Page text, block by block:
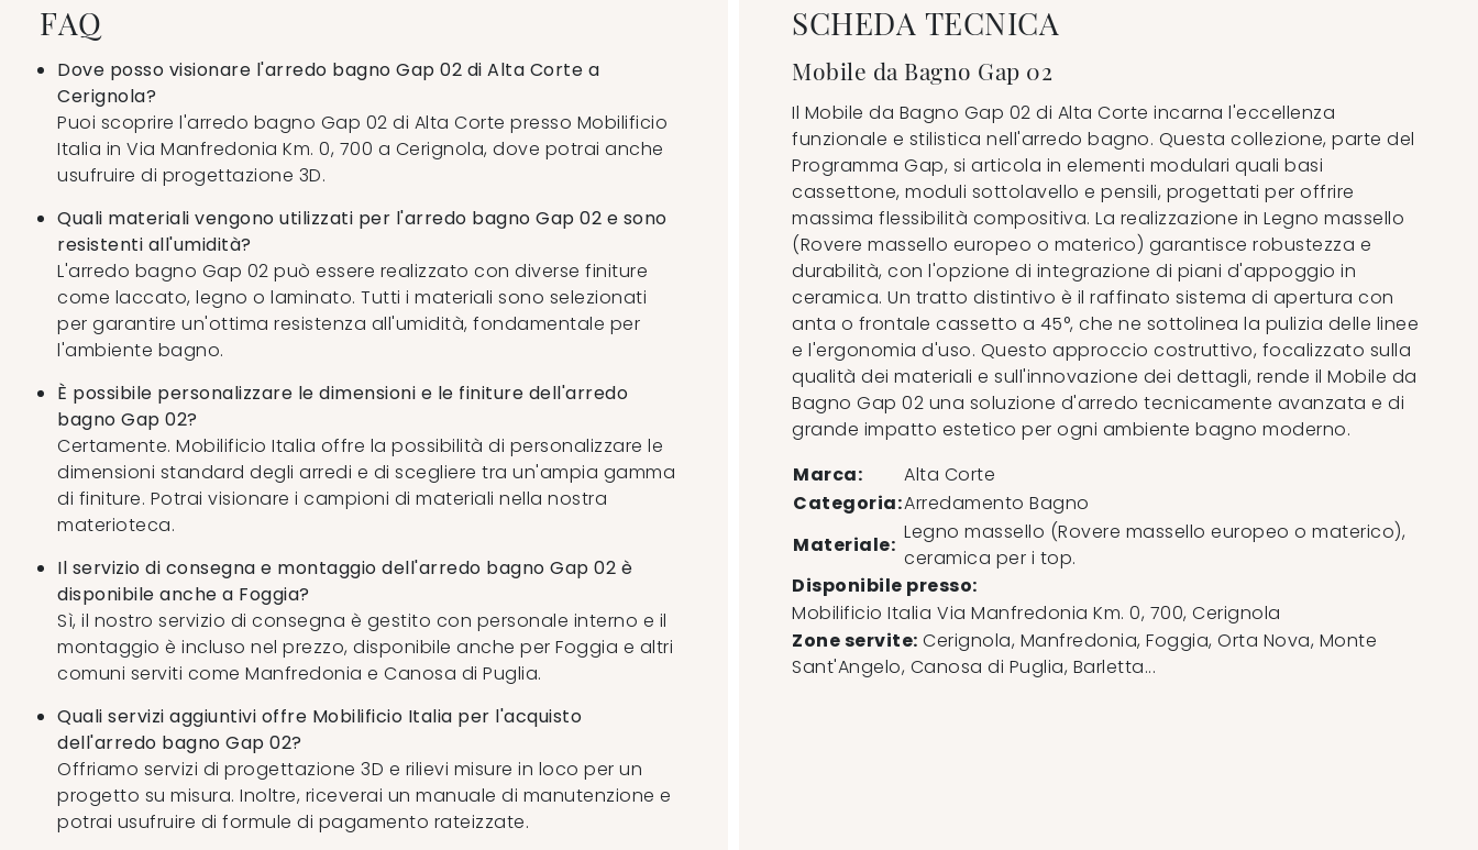
FAQ
Dove posso visionare l'arredo bagno Gap 02 di Alta Corte a
Cerignola?
Puoi scoprire l'arredo bagno Gap 02 di Alta Corte presso Mobilificio
Italia in Via Manfredonia Km. 0, 700 a Cerignola, dove potrai anche
usufruire di progettazione 3D.
Quali materiali vengono utilizzati per l'arredo bagno Gap 02 e sono
resistenti all'umidità?
L'arredo bagno Gap 02 può essere realizzato con diverse finiture
come laccato, legno o laminato. Tutti i materiali sono selezionati
per garantire un'ottima resistenza all'umidità, fondamentale per
l'ambiente bagno.
È possibile personalizzare le dimensioni e le finiture dell'arredo
bagno Gap 02?
Certamente. Mobilificio Italia offre la possibilità di personalizzare le
dimensioni standard degli arredi e di scegliere tra un'ampia gamma
di finiture. Potrai visionare i campioni di materiali nella nostra
materioteca.
Il servizio di consegna e montaggio dell'arredo bagno Gap 02 è
disponibile anche a Foggia?
Sì, il nostro servizio di consegna è gestito con personale interno e il
montaggio è incluso nel prezzo, disponibile anche per Foggia e altri
comuni serviti come Manfredonia e Canosa di Puglia.
Quali servizi aggiuntivi offre Mobilificio Italia per l'acquisto
dell'arredo bagno Gap 02?
Offriamo servizi di progettazione 3D e rilievi misure in loco per un
progetto su misura. Inoltre, riceverai un manuale di manutenzione e
potrai usufruire di formule di pagamento rateizzate.
SCHEDA TECNICA
Mobile da Bagno Gap 02
Il Mobile da Bagno Gap 02 di Alta Corte incarna l'eccellenza
funzionale e stilistica nell'arredo bagno. Questa collezione, parte del
Programma Gap, si articola in elementi modulari quali basi
cassettone, moduli sottolavello e pensili, progettati per offrire
massima flessibilità compositiva. La realizzazione in Legno massello
(Rovere massello europeo o materico) garantisce robustezza e
durabilità, con l'opzione di integrazione di piani d'appoggio in
ceramica. Un tratto distintivo è il raffinato sistema di apertura con
anta o frontale cassetto a 45°, che ne sottolinea la pulizia delle linee
e l'ergonomia d'uso. Questo approccio costruttivo, focalizzato sulla
qualità dei materiali e sull'innovazione dei dettagli, rende il Mobile da
Bagno Gap 02 una soluzione d'arredo tecnicamente avanzata e di
grande impatto estetico per ogni ambiente bagno moderno.
Marca:
Alta Corte
Categoria:Arredamento Bagno
Materiale:
Legno massello (Rovere massello europeo o materico),
ceramica per i top.
Disponibile presso:
Mobilificio Italia Via Manfredonia Km. 0, 700, Cerignola
Zone servite: Cerignola, Manfredonia, Foggia, Orta Nova, Monte
Sant'Angelo, Canosa di Puglia, Barletta...